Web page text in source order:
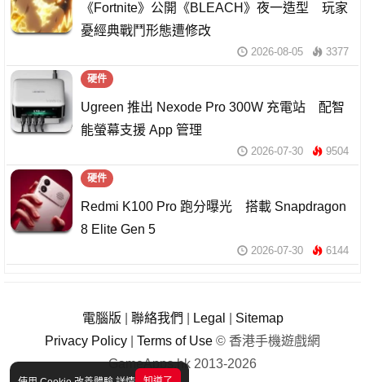
《Fortnite》公開《BLEACH》夜一造型 玩家
憂經典戰鬥形態遭修改
2026-08-05 3377
硬件
Ugreen 推出 Nexode Pro 300W 充電站 配智
能螢幕支援 App 管理
2026-07-30 9504
硬件
Redmi K100 Pro 跑分曝光 搭載 Snapdragon
8 Elite Gen 5
2026-07-30 6144
電腦版 聯絡我們 Legal
Sitemap
Privacy Policy
Terms of Use © 香港手機遊戲網
GameApps.hk 2013-2026